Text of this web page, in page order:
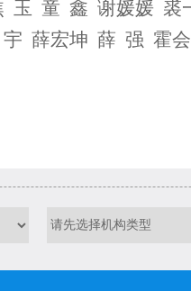
童 鑫 谢媛媛 裘
薛宏坤 薛 强 霍